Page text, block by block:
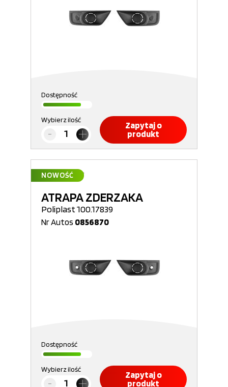
Dostępność
Wybierz ilość
Zapytaj o
produkt
NOWOŚĆ
ATRAPA ZDERZAKA
Poliplast 100.17839
Nr Autos 0856870
Dostępność
Wybierz ilość
Zapytaj o
produkt